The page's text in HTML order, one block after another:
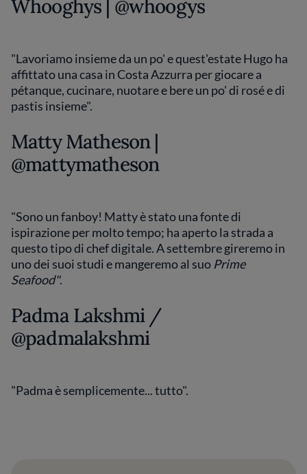
Whooghys | @whoogys
"Lavoriamo insieme da un po' e quest'estate Hugo ha
affittato una casa in Costa Azzurra per giocare a
pétanque, cucinare, nuotare e bere un po' di rosé e di
pastis insieme".
Matty Matheson |
@mattymatheson
"Sono un fanboy! Matty è stato una fonte di
ispirazione per molto tempo; ha aperto la strada a
questo tipo di chef digitale. A settembre gireremo in
uno dei suoi studi e mangeremo al suo Prime
Seafood".
Padma Lakshmi /
@padmalakshmi
"Padma è semplicemente... tutto".